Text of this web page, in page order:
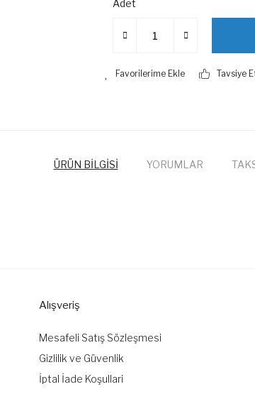
Adet
Tavsiye
ÜRÜN BİLGİSİ YORUMLAR
Alışveriş
Mesafeli Satış Sözleşmesi
Gizlilik ve Güvenlik
İptal İade Koşullari